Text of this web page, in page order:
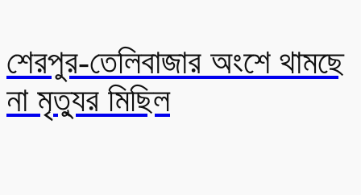
শেরপুর-তেলিবাজার অংশে থামছে
না মৃত্যুর মিছিল